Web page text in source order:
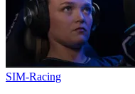
SIM-Racing